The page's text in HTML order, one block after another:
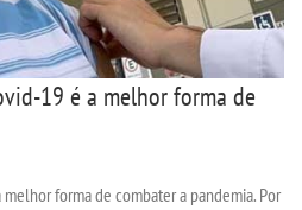
19 é a melhor forma de
forma de combater a pandemia. Por